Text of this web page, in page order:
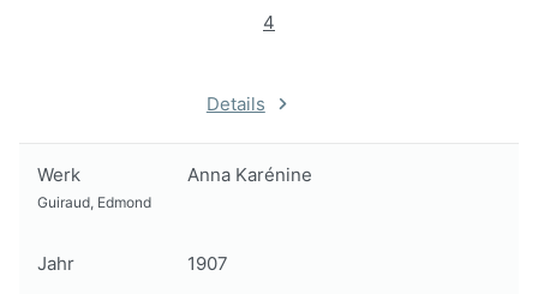
4
Details
Werk Anna Karénine
Guiraud, Edmond
Jahr 1907